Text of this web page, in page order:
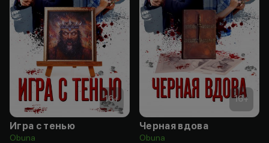
16+
Игра с тенью
Obuna
16+
Черная вдова
Obuna